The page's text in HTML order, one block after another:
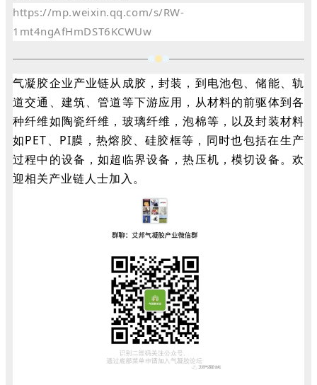
https://mp.weixin.qq.com/s/RW-
1mt4ngAfHmDST6KCWUw
气凝胶企业产业链从成胶，封装，到电池包、储能、轨
道交通、建筑、管道等下游应用，从材料的前驱体到各
种纤维如陶瓷纤维，玻璃纤维，泡棉等，以及封装材料
如PET、PI膜，热熔胶、硅胶框等，同时也包括在生产
过程中的设备，如超临界设备，热压机，模切设备。 欢
迎相关产业链人士加入。